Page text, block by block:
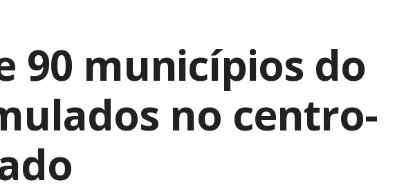
90 municípios do
no centro-